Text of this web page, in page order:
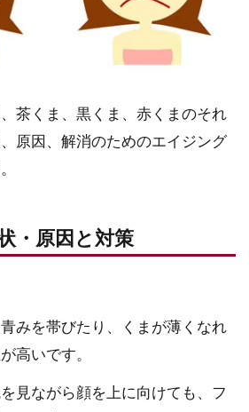
茶くま、黒くま、赤くまのそれ
原因、解消のためのエイジング
・原因と対策
みを帯びたり、くまが薄くなれ
高いです。
見ながら顔を上に向けても、フ